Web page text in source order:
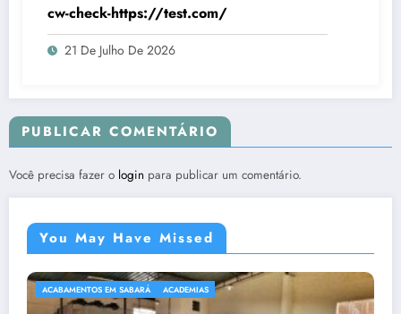
cw-check-https://test.com/
21 De Julho De 2026
PUBLICAR COMENTÁRIO
Você precisa fazer o login para publicar um comentário.
You May Have Missed
ACABAMENTOS EM SABARÁ ACADEMIAS